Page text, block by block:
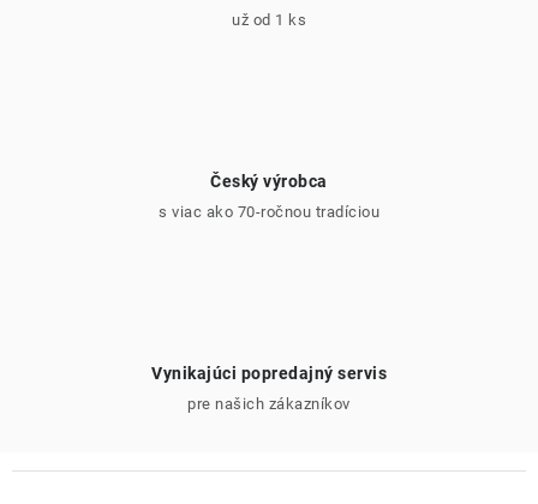
už od 1 ks
Český výrobca
s viac ako 70-ročnou tradíciou
Vynikajúci popredajný servis
pre našich zákazníkov